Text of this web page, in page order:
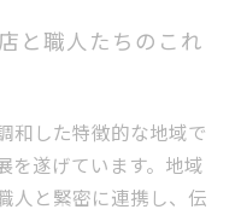
と職人たちのこれ
和した特徴的な地域で
を遂げています。地域
人と緊密に連携し、伝